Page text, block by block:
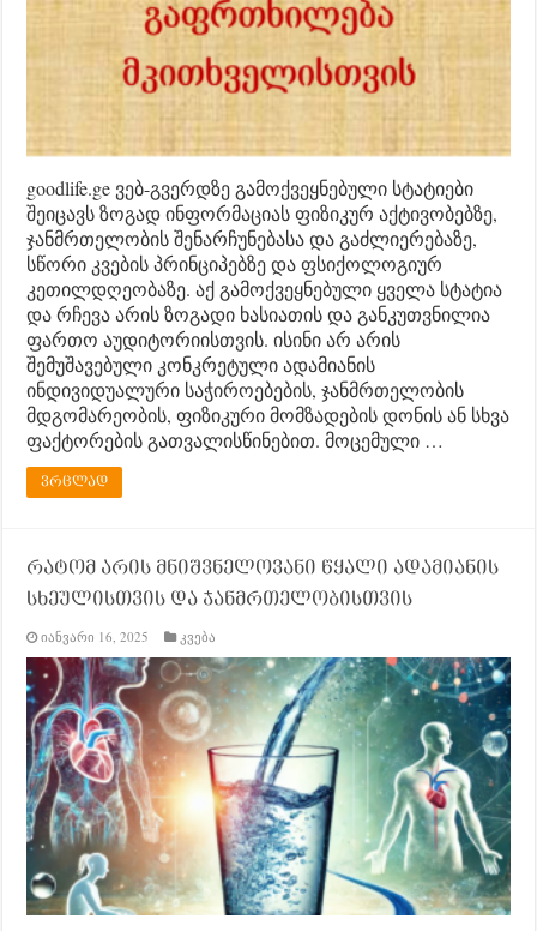
goodlife.ge ვებ-გვერდზე გამოქვეყნებული სტატიები
შეიცავს ზოგად ინფორმაციას ფიზიკურ აქტივობებზე,
ჯანმრთელობის შენარჩუნებასა და გაძლიერებაზე,
სწორი კვების პრინციპებზე და ფსიქოლოგიურ
კეთილდღეობაზე. აქ გამოქვეყნებული ყველა სტატია
და რჩევა არის ზოგადი ხასიათის და განკუთვნილია
ფართო აუდიტორიისთვის. ისინი არ არის
შემუშავებული კონკრეტული ადამიანის
ინდივიდუალური საჭიროებების, ჯანმრთელობის
მდგომარეობის, ფიზიკური მომზადების დონის ან სხვა
ფაქტორების გათვალისწინებით. მოცემული …
ვრცლად
რატომ არის მნიშვნელოვანი წყალი ადამიანის
სხეულისთვის და ჯანმრთელობისთვის
იანვარი 16, 2025 კვება